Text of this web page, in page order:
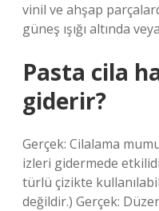
vinil ve ahşap
güneş ışığı altında
Pasta cila
giderir?
Gerçek: Cilalama
izleri gidermede
türlü çizikte
değildir.) Gerçek: